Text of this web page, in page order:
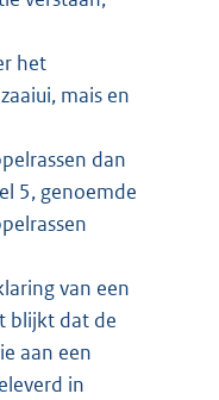
het
mais en
dan
5, genoemde
van een
blijkt dat de
aan een
in